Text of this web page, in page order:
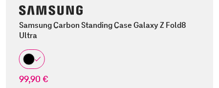
Samsung Carbon Standing Case Galaxy Z Fold8
Ultra
99,90 €